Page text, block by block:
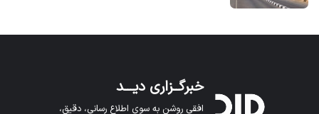
خبرگــزاری دیـــد
افقی روشن به سوی اطلاع رسانی، دقیق،